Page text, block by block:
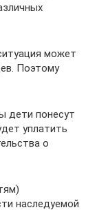
может
Поэтому
дети понесут
уплатить
о
наследуемой